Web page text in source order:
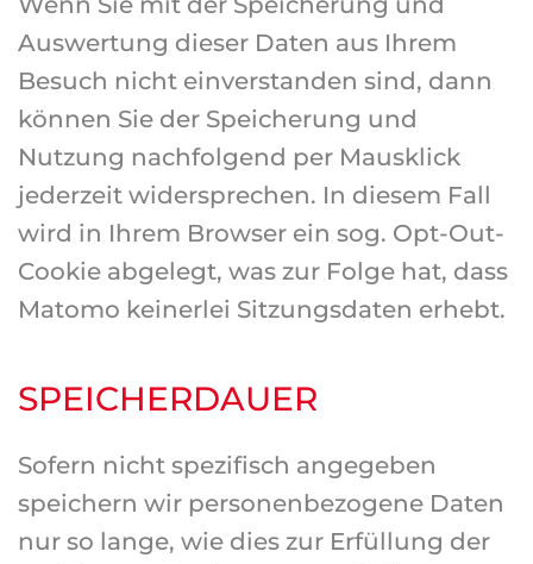
Auswertung dieser Daten aus Ihrem
Besuch nicht einverstanden sind, dann
können Sie der Speicherung und
Nutzung nachfolgend per Mausklick
jederzeit widersprechen. In diesem Fall
wird in Ihrem Browser ein sog. Opt-Out-
Cookie abgelegt, was zur Folge hat, dass
Matomo keinerlei Sitzungsdaten erhebt.
SPEICHERDAUER
Sofern nicht spezifisch angegeben
speichern wir personenbezogene Daten
nur so lange, wie dies zur Erfüllung der